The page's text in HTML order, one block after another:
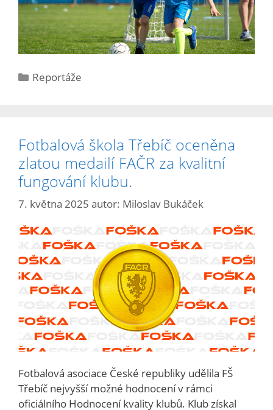
Reportáže
Fotbalová škola Třebíč oceněna
zlatou medailí FAČR za kvalitní
fungování klubu.
7. května 2025 autor: Miloslav Bukáček
Fotbalová asociace České republiky udělila FŠ
Třebíč nejvyšší možné hodnocení v rámci
oficiálního Hodnocení kvality klubů. Klub získal